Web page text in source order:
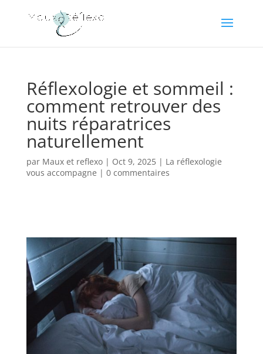
Réflexologie et sommeil :
comment retrouver des
nuits réparatrices
naturellement
par Maux et reflexo| Oct 9, 2025| La réflexologie
vous accompagne | 0 commentaires